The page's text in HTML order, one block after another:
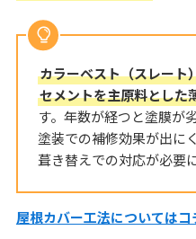
カラーベスト（スレート
セメントを主原料とした
す。年数が経つと塗膜が
塗装での補修効果が出に
葺き替えでの対応が必要
屋根カバー工法についてはコ